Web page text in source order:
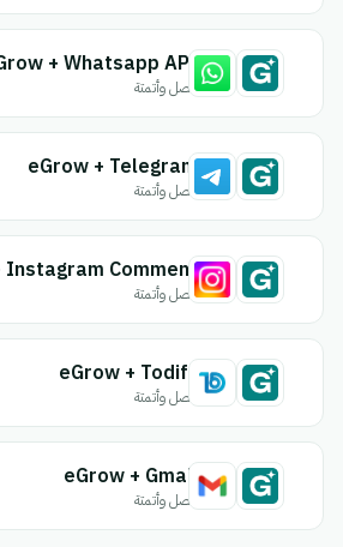
+ Whatsapp API
اتصل وأتمتة
eGrow + Telegram
اتصل وأتمتة
Instagram Comment
اتصل وأتمتة
eGrow + Todify
اتصل وأتمتة
eGrow + Gmail
اتصل وأتمتة